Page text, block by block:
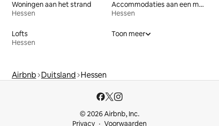
Woningen aan het strand
Hessen
Accommodaties aan een meer
Hessen
Lofts
Hessen
Toon meer
Airbnb Duitsland Hessen
© 2026 Airbnb, Inc.
Privacy
Voorwaarden